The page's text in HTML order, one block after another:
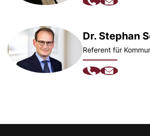
Dr. Stephan
Referent für